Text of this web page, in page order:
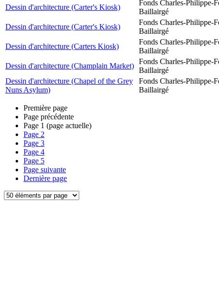
Dessin d'architecture (Carter's Kiosk)
Fonds Charles-Philippe-
Baillairgé
Dessin d'architecture (Carter's Kiosk)
Fonds Charles-Philippe-
Baillairgé
Dessin d'architecture (Carters Kiosk)
Fonds Charles-Philippe-
Baillairgé
Dessin d'architecture (Champlain Market)
Fonds Charles-Philippe-
Baillairgé
Dessin d'architecture (Chapel of the Grey
Nuns Asylum)
Fonds Charles-Philippe-
Baillairgé
Première page
Page précédente
Page 1 (page actuelle)
Page 2
Page 3
Page 4
Page 5
Page suivante
Dernière page